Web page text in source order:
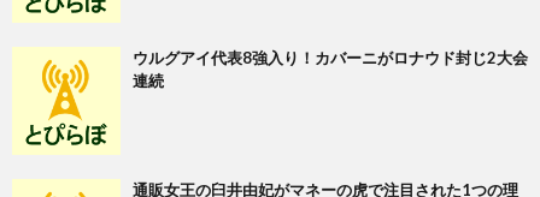
ウルグアイ代表8強入り！カバーニがロナウド封じ2大会
連続
通販女王の臼井由妃がマネーの虎で注目された1つの理